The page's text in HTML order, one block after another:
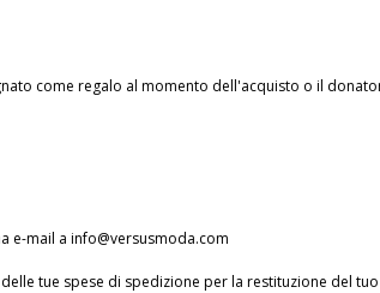
come regalo al momento dell'acquisto o il
e-mail a info@versusmoda.com
tue spese di spedizione per la restituzione del